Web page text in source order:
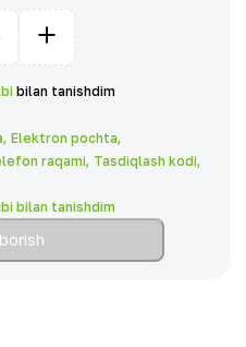
bilan tanishdim
, Elektron pochta,
raqami, Tasdiqlash kodi,
bilan tanishdim